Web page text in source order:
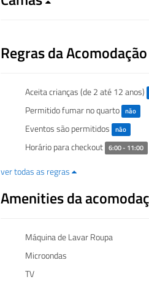
Regras da Acomodação
Aceita crianças (de 2 até 12 anos)
Permitido fumar no quarto não
Eventos são permitidos não
Horário para checkout 6:00 - 11:00
ver todas as regras
Amenities da
Máquina de Lavar Roupa
Microondas
TV